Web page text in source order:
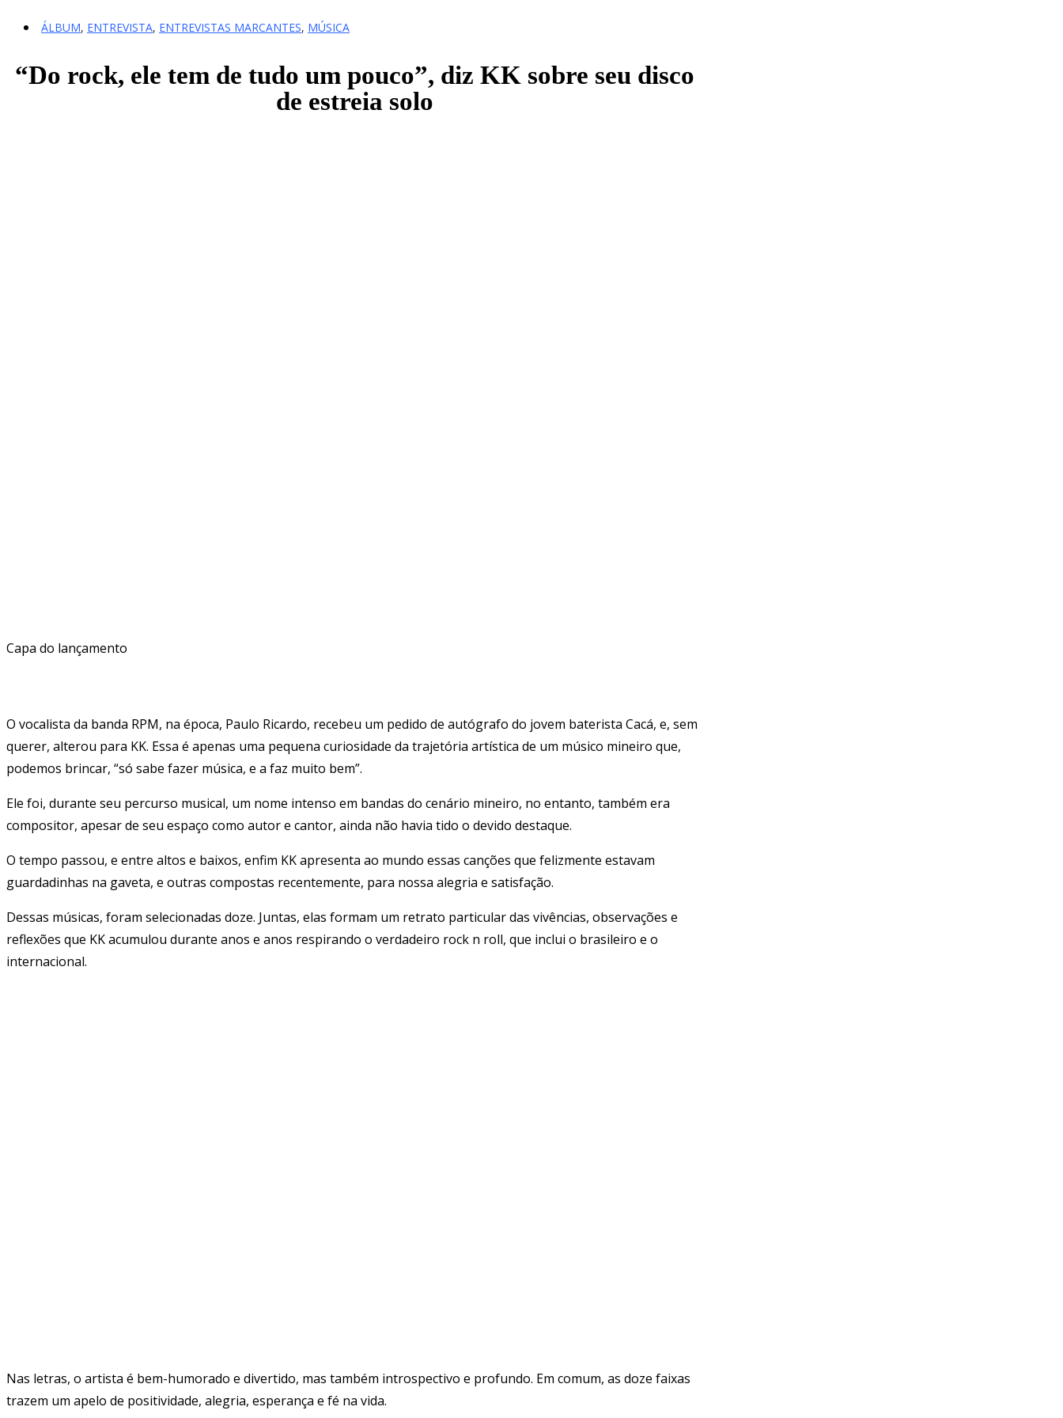
ÁLBUM, ENTREVISTA, ENTREVISTAS MARCANTES, MÚSICA
“Do rock, ele tem de tudo um pouco”, diz KK sobre seu disco
de estreia solo
Capa do lançamento
O vocalista da banda RPM, na época, Paulo Ricardo, recebeu um pedido de autógrafo do jovem baterista Cacá, e, sem
querer, alterou para KK. Essa é apenas uma pequena curiosidade da trajetória artística de um músico mineiro que,
podemos brincar, “só sabe fazer música, e a faz muito bem”.
Ele foi, durante seu percurso musical, um nome intenso em bandas do cenário mineiro, no entanto, também era
compositor, apesar de seu espaço como autor e cantor, ainda não havia tido o devido destaque.
O tempo passou, e entre altos e baixos, enfim KK apresenta ao mundo essas canções que felizmente estavam
guardadinhas na gaveta, e outras compostas recentemente, para nossa alegria e satisfação.
Dessas músicas, foram selecionadas doze. Juntas, elas formam um retrato particular das vivências, observações e
reflexões que KK acumulou durante anos e anos respirando o verdadeiro rock n roll, que inclui o brasileiro e o
internacional.
Nas letras, o artista é bem-humorado e divertido, mas também introspectivo e profundo. Em comum, as doze faixas
trazem um apelo de positividade, alegria, esperança e fé na vida.